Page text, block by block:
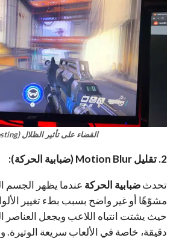
القضاء على تأثيرالظلال(
2. تقليل Motion Blur (ضبابية الحركة):
تحدثضبابية الحركة عندما يظهر الجسم
مشوّهًا أو غير واضح بسبب بطء تغيير
حيث يشتت انتباه اللاعب ويجعل العناصر
دقيقة، خاصة في الألعاب سريعة